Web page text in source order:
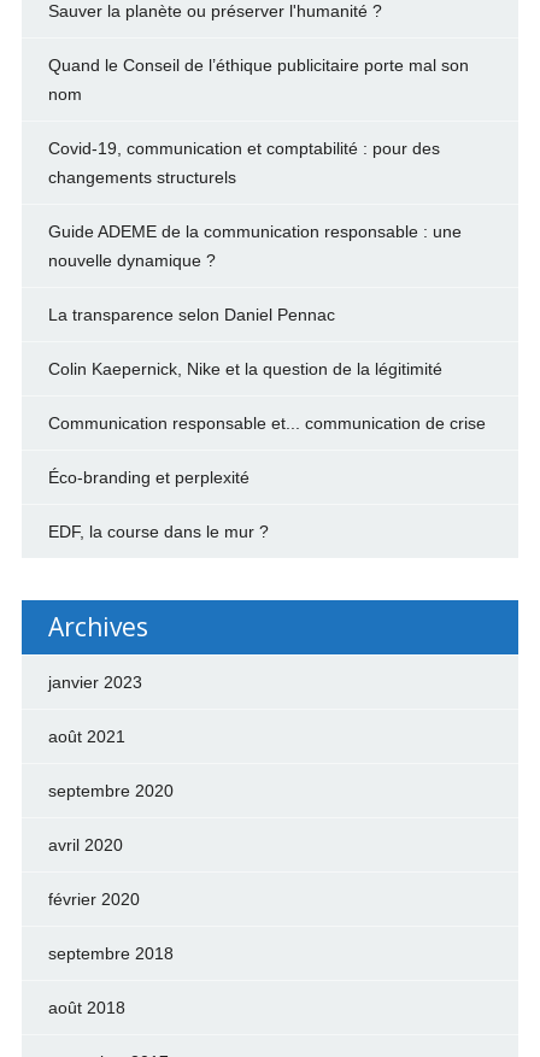
Sauver la planète ou préserver l'humanité ?
Quand le Conseil de l’éthique publicitaire porte mal son
nom
Covid-19, communication et comptabilité : pour des
changements structurels
Guide ADEME de la communication responsable : une
nouvelle dynamique ?
La transparence selon Daniel Pennac
Colin Kaepernick, Nike et la question de la légitimité
Communication responsable et... communication de crise
Éco-branding et perplexité
EDF, la course dans le mur ?
Archives
janvier 2023
août 2021
septembre 2020
avril 2020
février 2020
septembre 2018
août 2018